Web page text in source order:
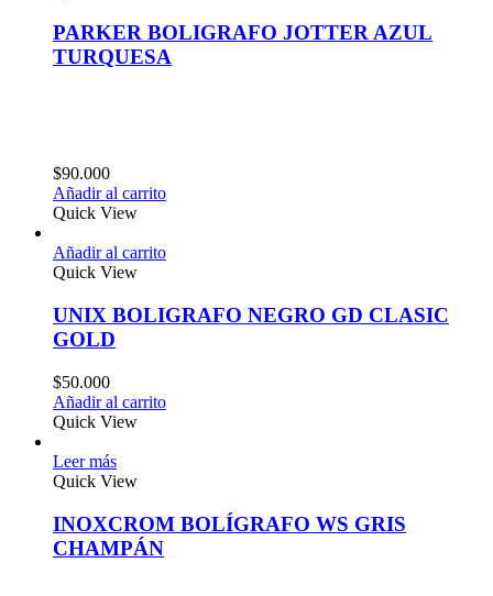
PARKER BOLIGRAFO JOTTER AZUL
TURQUESA
$90.000
Añadir al carrito
Quick View
Añadir al carrito
Quick View
UNIX BOLIGRAFO NEGRO GD CLASIC
GOLD
$50.000
Añadir al carrito
Quick View
Leer más
Quick View
INOXCROM BOLÍGRAFO WS GRIS
CHAMPÁN